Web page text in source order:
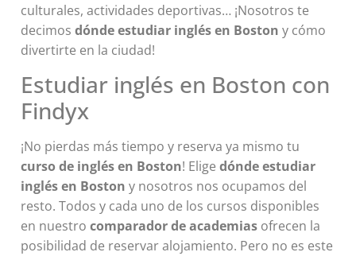
culturales, actividades deportivas… ¡Nosotros te
decimosdónde estudiar inglés en Boston y cómo
divertirte en la ciudad!
Estudiar inglés en Boston con
Findyx
¡No pierdas más tiempo y reserva ya mismo tu
curso de inglés en Boston! Eligedónde estudiar
inglés en Bostony nosotros nos ocupamos del
resto. Todos y cada uno de los cursos disponibles
en nuestrocomparador de academias ofrecen la
posibilidad de reservar alojamiento. Pero no es este